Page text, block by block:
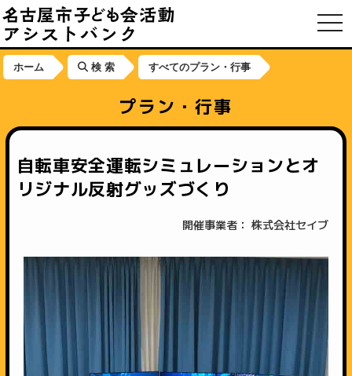
ホーム 検 索 すべてのプラン・行事
プラン・行事
自転車安全運転シミュレーションとオ
リジナル反射グッズづくり
開催事業者： 株式会社セイブ